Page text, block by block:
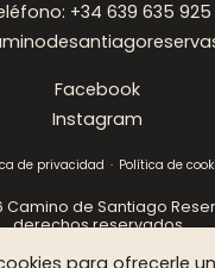
para ofrecerle
+34 639 635 925
Facebook
Instagram
de privacidad Política de
de Santiago
derechos reservados